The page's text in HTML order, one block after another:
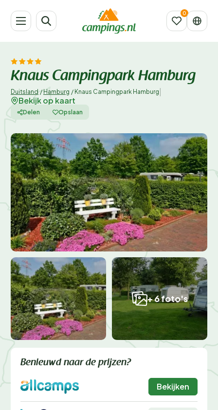
Knaus Campingpark Hamburg
Duitsland / Hamburg / Knaus Campingpark Hamburg
Bekijk op kaart
Delen Opslaan
+ 6 foto's
Benieuwd naar de prijzen?
Bekijken